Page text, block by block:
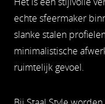
echte sfeermaker
slanke stalen
minimalistische
ruimtelijk gevoel.